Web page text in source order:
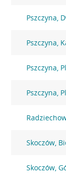
Pszczyna,
Pszczyna,
Pszczyna,
Pszczyna,
Skoczów,
Skoczów,